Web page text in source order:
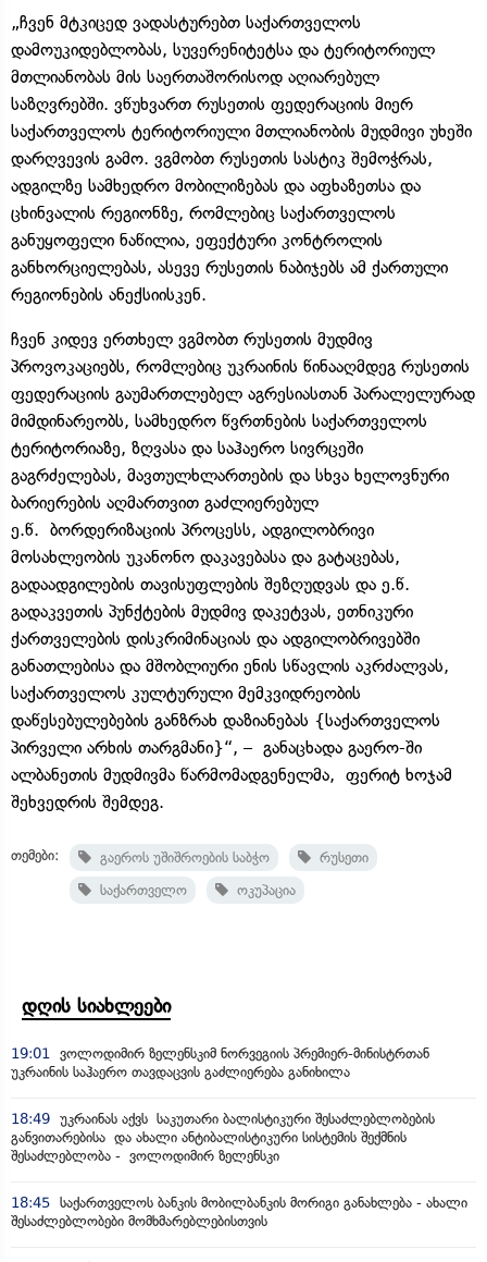
„ჩვენ მტკიცედ ვადასტურებთ საქართველოს
დამოუკიდებლობას, სუვერენიტეტსა და ტერიტორიულ
მთლიანობას მის საერთაშორისოდ აღიარებულ
საზღვრებში. ვწუხვართ რუსეთის ფედერაციის მიერ
საქართველოს ტერიტორიული მთლიანობის მუდმივი უხეში
დარღვევის გამო. ვგმობთ რუსეთის სასტიკ შემოჭრას,
ადგილზე სამხედრო მობილიზებას და აფხაზეთსა და
ცხინვალის რეგიონზე, რომლებიც საქართველოს
განუყოფელი ნაწილია, ეფექტური კონტროლის
განხორციელებას, ასევე რუსეთის ნაბიჯებს ამ ქართული
რეგიონების ანექსიისკენ.
ჩვენ კიდევ ერთხელ ვგმობთ რუსეთის მუდმივ
პროვოკაციებს, რომლებიც უკრაინის წინააღმდეგ რუსეთის
ფედერაციის გაუმართლებელ აგრესიასთან პარალელურად
მიმდინარეობს, სამხედრო წვრთნების საქართველოს
ტერიტორიაზე, ზღვასა და საჰაერო სივრცეში
გაგრძელებას, მავთულხლართების და სხვა ხელოვნური
ბარიერების აღმართვით გაძლიერებულ
ე.წ. ბორდერიზაციის პროცესს, ადგილობრივი
მოსახლეობის უკანონო დაკავებასა და გატაცებას,
გადაადგილების თავისუფლების შეზღუდვას და ე.წ.
გადაკვეთის პუნქტების მუდმივ დაკეტვას, ეთნიკური
ქართველების დისკრიმინაციას და ადგილობრივებში
განათლებისა და მშობლიური ენის სწავლის აკრძალვას,
საქართველოს კულტურული მემკვიდრეობის
დაწესებულებების განზრახ დაზიანებას {საქართველოს
პირველი არხის თარგმანი}“, – განაცხადა გაერო-ში
ალბანეთის მუდმივმა წარმომადგენელმა, ფერიტ ხოჯამ
შეხვედრის შემდეგ.
თემები: გაეროს უშიშროების საბჭო
რუსეთი
საქართველო
ოკუპაცია
დღის სიახლეები
19:01
ვოლოდიმირ ზელენსკიმ ნორვეგიის პრემიერ-მინისტრთან
უკრაინის საჰაერო თავდაცვის გაძლიერება განიხილა
18:49 უკრაინას აქვს საკუთარი ბალისტიკური შესაძლებლობების
განვითარებისა და ახალი ანტიბალისტიკური სისტემის შექმნის
შესაძლებლობა - ვოლოდიმირ ზელენსკი
18:45 საქართველოს ბანკის მობილბანკის მორიგი განახლება - ახალი
შესაძლებლობები მომხმარებლებისთვის